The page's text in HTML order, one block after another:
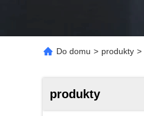
Do domu > produkty >
produkty